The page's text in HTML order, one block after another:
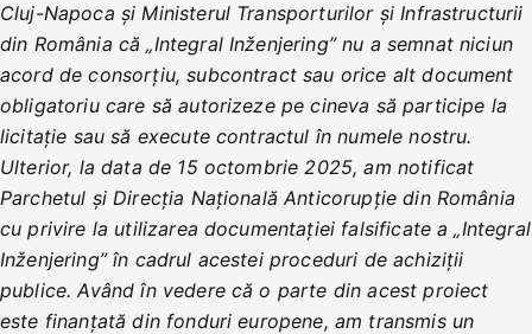
Cluj-Napoca și Ministerul Transporturilor și Infrastructurii
din România că „Integral Inženjering” nu a semnat niciun
acord de consorțiu, subcontract sau orice alt document
obligatoriu care să autorizeze pe cineva să participe la
licitație sau să execute contractul în numele nostru.
Ulterior, la data de 15 octombrie 2025, am notificat
Parchetul și Direcția Națională Anticorupție din România
cu privire la utilizarea documentației falsificate a „Integral
Inženjering” în cadrul acestei proceduri de achiziții
publice. Având în vedere că o parte din acest proiect
este finanțată din fonduri europene, am transmis un